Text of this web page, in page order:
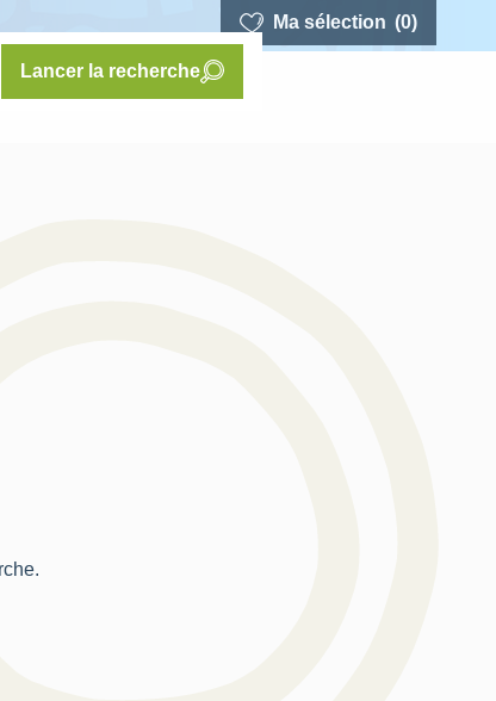
Ma sélection (0)
Lancer la recherche